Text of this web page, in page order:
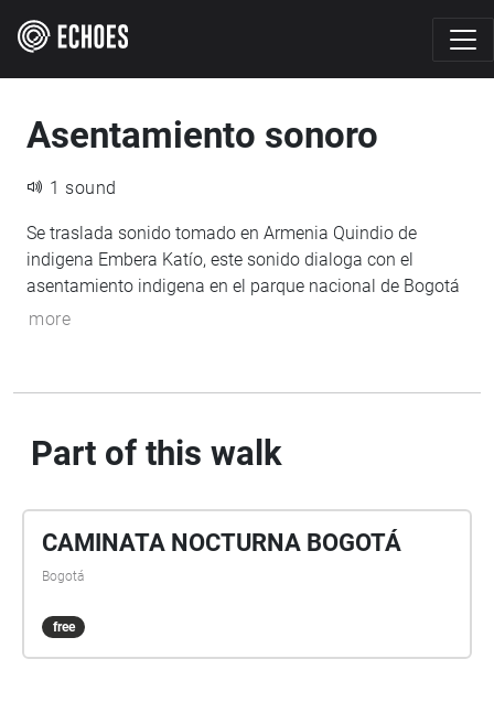
Asentamiento sonoro
1 sound
Se traslada sonido tomado en Armenia Quindio de
indigena Embera Katío, este sonido dialoga con el
asentamiento indigena en el parque nacional de Bogotá
more
Part of this walk
CAMINATA NOCTURNA BOGOTÁ
Bogotá
free